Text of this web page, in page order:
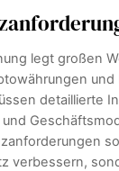
legt großen
detaillierte
und
verbessern,